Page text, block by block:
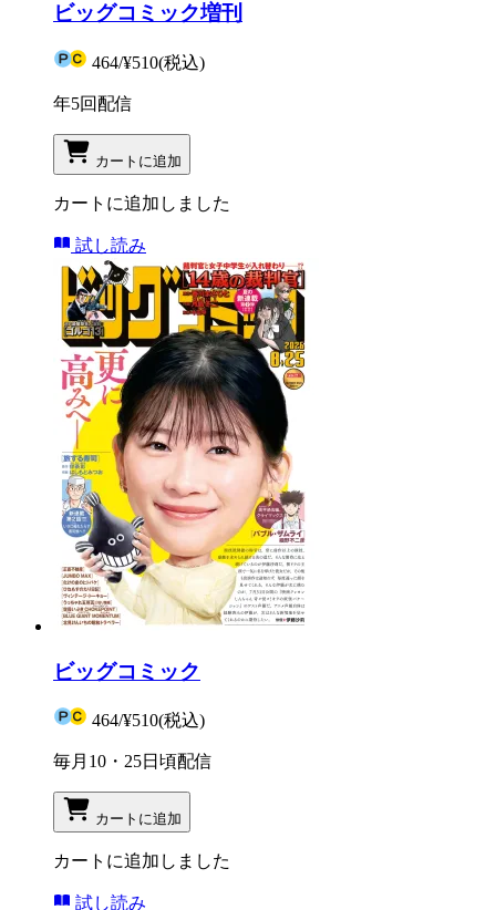
ビッグコミック増刊
464/¥510(税込)
年5回配信
カートに追加
カートに追加しました
試し読み
ビッグコミック
464/¥510(税込)
毎月10・25日頃配信
カートに追加
カートに追加しました
試し読み